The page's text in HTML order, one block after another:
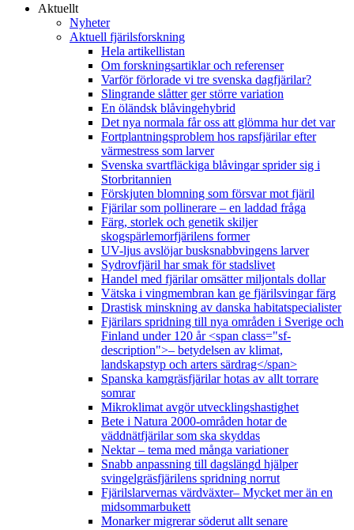
Aktuellt
Nyheter
Aktuell fjärilsforskning
Hela artikellistan
Om forskningsartiklar och referenser
Varför förlorade vi tre svenska dagfjärilar?
Slingrande slåtter ger större variation
En öländsk blåvingehybrid
Det nya normala får oss att glömma hur det var
Fortplantningsproblem hos rapsfjärilar efter
värmestress som larver
Svenska svartfläckiga blåvingar sprider sig i
Storbritannien
Förskjuten blomning som försvar mot fjäril
Fjärilar som pollinerare – en laddad fråga
Färg, storlek och genetik skiljer
skogspärlemorfjärilens former
UV-ljus avslöjar busksnabbvingens larver
Sydrovfjäril har smak för stadslivet
Handel med fjärilar omsätter miljontals dollar
Vätska i vingmembran kan ge fjärilsvingar färg
Drastisk minskning av danska habitatspecialister
Fjärilars spridning till nya områden i Sverige och
Finland under 120 år <span class="sf-
description">– betydelsen av klimat,
landskapstyp och arters särdrag</span>
Spanska kamgräsfjärilar hotas av allt torrare
somrar
Mikroklimat avgör utvecklingshastighet
Bete i Natura 2000-områden hotar de
väddnätfjärilar som ska skyddas
Nektar – tema med många variationer
Snabb anpassning till dagslängd hjälper
svingelgräsfjärilens spridning norrut
Fjärilslarvernas värdväxter– Mycket mer än en
midsommarbukett
Monarker migrerar söderut allt senare